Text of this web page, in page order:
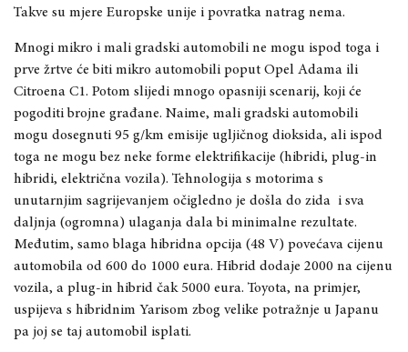
Takve su mjere Europske unije i povratka natrag nema.
Mnogi mikro i mali gradski automobili ne mogu ispod toga i
prve žrtve će biti mikro automobili poput Opel Adama ili
Citroena C1. Potom slijedi mnogo opasniji scenarij, koji će
pogoditi brojne građane. Naime, mali gradski automobili
mogu dosegnuti 95 g/km emisije ugljičnog dioksida, ali ispod
toga ne mogu bez neke forme elektrifikacije (hibridi, plug-in
hibridi, električna vozila). Tehnologija s motorima s
unutarnjim sagrijevanjem očigledno je došla do zida i sva
daljnja (ogromna) ulaganja dala bi minimalne rezultate.
Međutim, samo blaga hibridna opcija (48 V) povećava cijenu
automobila od 600 do 1000 eura. Hibrid dodaje 2000 na cijenu
vozila, a plug-in hibrid čak 5000 eura. Toyota, na primjer,
uspijeva s hibridnim Yarisom zbog velike potražnje u Japanu
pa joj se taj automobil isplati.